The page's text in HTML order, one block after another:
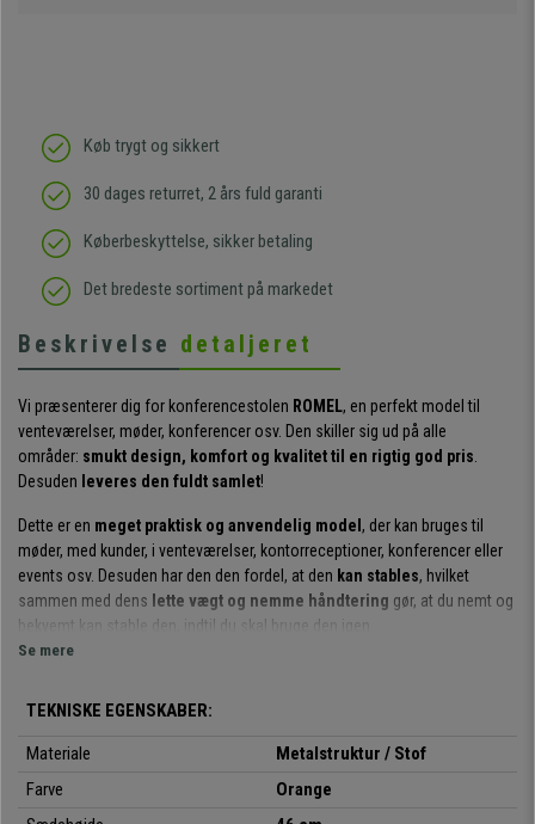
Køb trygt og sikkert
30 dages returret, 2 års fuld garanti
Køberbeskyttelse, sikker betaling
Det bredeste sortiment på markedet
Beskrivelse detaljeret
Vi præsenterer dig for konferencestolen ROMEL, en perfekt model til
venteværelser, møder, konferencer osv. Den skiller sig ud på alle
områder: smukt design, komfort og kvalitet til en rigtig god pris
Desuden leveres den fuldt samlet!
Dette er en meget praktisk og anvendelig model , der kan bruges til
møder, med kunder, i venteværelser, kontorreceptioner, konferencer eller
events osv. Desuden har den den fordel, at den kan stables, hvilket
sammen med dens lette vægt og nemme håndtering gør, at du nemt og
bekvemt kan stable den, indtil du skal bruge den igen.
måde sikrer du, at dine gæster eller kunder kan sidde behageligt i timevis.
Den skiller sig også ud ved de kvalitetsmaterialer, som denne model er
fremstillet af. Dens
stålstruktur med 4 bengaranterer soliditet og
stabilitet. Sædet og ryglænet er
betrukket med kvalitetsstof, der fås i
Se mere
TEKNISKE EGENSKABER:
Materiale
Metalstruktur / Stof
Farve
Orange